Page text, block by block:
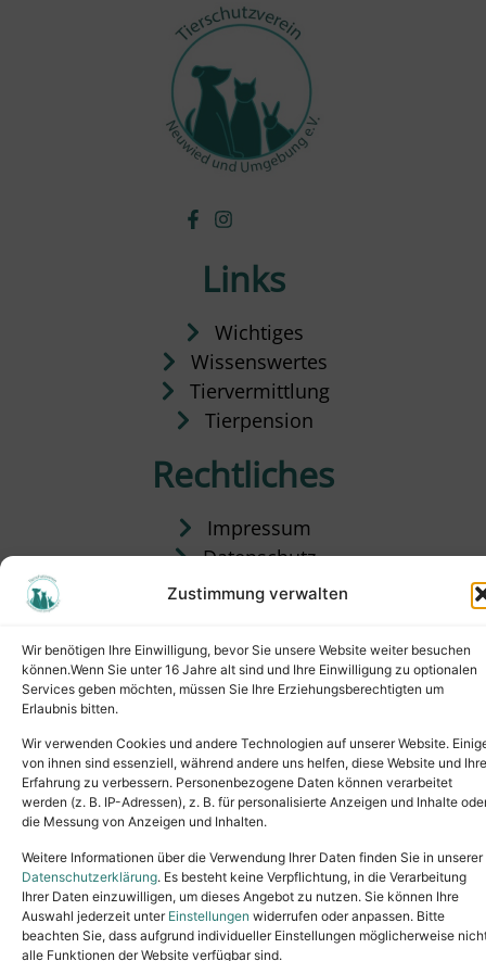
Zustimmung verwalten
Wir benötigen Ihre Einwilligung, bevor Sie unsere Website weiter besuchen
können.Wenn Sie unter 16 Jahre alt sind und Ihre Einwilligung zu optionalen
Services geben möchten, müssen Sie Ihre Erziehungsberechtigten um
Erlaubnis bitten.
Wir verwenden Cookies und andere Technologien auf unserer Website.
von ihnen sind essenziell, während andere uns helfen, diese Website und Ihre
Erfahrung zu verbessern. Personenbezogene Daten können verarbeitet
werden (z. B. IP-Adressen), z. B. für personalisierte Anzeigen und Inhalte
die Messung von Anzeigen und Inhalten.
Weitere Informationen über die Verwendung Ihrer Daten finden Sie in unserer
Datenschutzerklärung. Es besteht keine Verpflichtung, in die Verarbeitung
Ihrer Daten einzuwilligen, um dieses Angebot zu nutzen. Sie können Ihre
Auswahl jederzeit unter Einstellungen widerrufen oder anpassen. Bitte
beachten Sie, dass aufgrund individueller Einstellungen möglicherweise
alle Funktionen der Website verfügbar sind.
Links
Wichtiges
Wissenswertes
Tiervermittlung
Tierpension
Rechtliches
Impressum
Datenschutz
Satzung
Copyright © 2024. All rights reserved.
Tel.: (02631) 55356buero@tierheim-neuwied.de
Ludwigshof 1, 56567 Neuwied